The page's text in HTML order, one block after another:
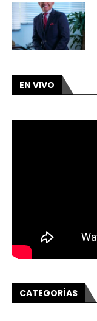
EN VIVO
CATEGORÍAS